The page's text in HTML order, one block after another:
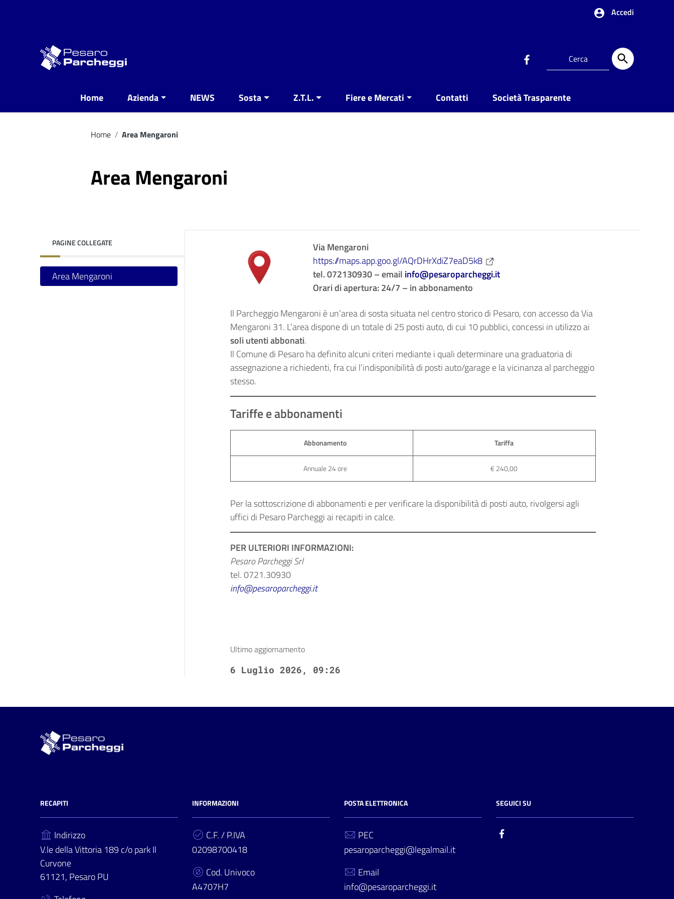
Accedi
Home Azienda NEWS Sosta Z.T.L. Fiere e Mercati Contatti Società Trasparente
Home / Area Mengaroni
Area Mengaroni
PAGINE COLLEGATE
Area Mengaroni
Via Mengaroni
https://maps.app.goo.gl/AQrDHrXdiZ7eaD5k8
tel. 072130930 – email info@pesaroparcheggi.it
Orari di apertura: 24/7 – in abbonamento
Il Parcheggio Mengaroni è un’area di sosta situata nel centro storico di Pesaro, con accesso da Via
Mengaroni 31. L’area dispone di un totale di 25 posti auto, di cui 10 pubblici, concessi in utilizzo ai
soli utenti abbonati.
Il Comune di Pesaro ha definito alcuni criteri mediante i quali determinare una graduatoria di
assegnazione a richiedenti, fra cui l’indisponibilità di posti auto/garage e la vicinanza al parcheggio
stesso.
Tariffe e abbonamenti
Abbonamento Tariffa
Annuale 24 ore € 240,00
Per la sottoscrizione di abbonamenti e per verificare la disponibilità di posti auto, rivolgersi agli
uffici di Pesaro Parcheggi ai recapiti in calce.
PER ULTERIORI INFORMAZIONI:
Pesaro Parcheggi Srl
tel. 0721.30930
info@pesaroparcheggi.it
Ultimo aggiornamento
6 Luglio 2026, 09:26
RECAPITI
Indirizzo
V.le della Vittoria 189 c/o park Il
Curvone
61121, Pesaro PU
INFORMAZIONI
C.F. / P.IVA
02098700418
Cod. Univoco
A4707H7
POSTA ELETTRONICA
PEC
pesaroparcheggi@legalmail.it
Email
info@pesaroparcheggi.it
SEGUICI SU